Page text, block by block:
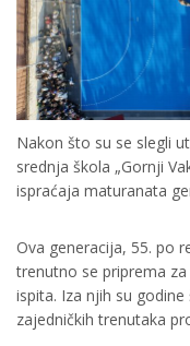
Nakon što su se slegli
srednja škola „Gornji
ispraćaja maturanata
Ova generacija, 55. po
trenutno se priprema
ispita. Iza njih su
zajedničkih trenutaka